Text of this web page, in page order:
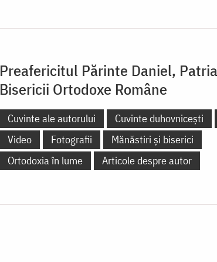
Preafericitul Părinte Daniel,
Bisericii Ortodoxe Române
Cuvinte ale autorului Cuvinte duhovnicești
Video
Fotografii
Mănăstiri și biserici
Ortodoxia în lume
Articole despre autor